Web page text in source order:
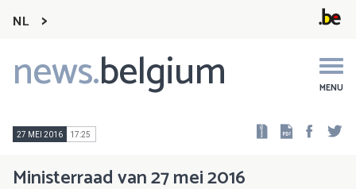
NL
news.belgium MENU
Main
navigation
27 MEI 2016 17:25
Ministerraad van 27 mei 2016